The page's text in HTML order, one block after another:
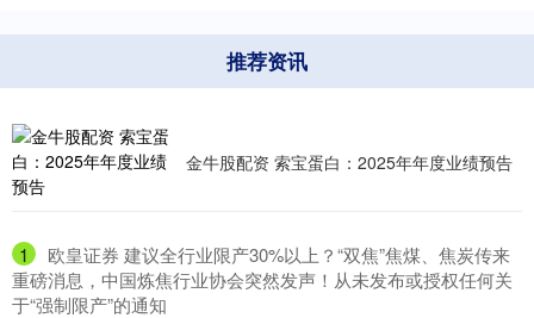
推荐资讯
金牛股配资 索宝蛋白：2025年年度业绩预告
1
​欧皇证券 建议全行业限产30%以上？“双焦”焦煤、焦炭传来
重磅消息，中国炼焦行业协会突然发声！从未发布或授权任何关
于“强制限产”的通知